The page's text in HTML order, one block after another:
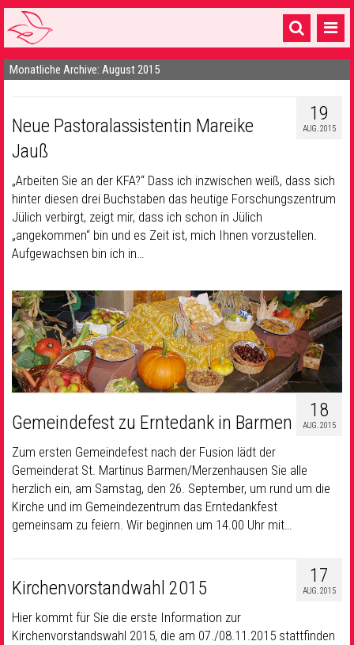
Startseite
16 Gemeinden & mehr
Sakramente & Feste
Gemeinschaft & Soziales
Musik
Seelsorge & Kontakt
Monatliche Archive: August 2015
19
AUG. 2015
Neue Pastoralassistentin Mareike
Jauß
„Arbeiten Sie an der KFA?“ Dass ich inzwischen weiß, dass sich
hinter diesen drei Buchstaben das heutige Forschungszentrum
Jülich verbirgt, zeigt mir, dass ich schon in Jülich
„angekommen“ bin und es Zeit ist, mich Ihnen vorzustellen.
Aufgewachsen bin ich in…
18
AUG. 2015
Gemeindefest zu Erntedank in Barmen
Zum ersten Gemeindefest nach der Fusion lädt der
Gemeinderat St. Martinus Barmen/Merzenhausen Sie alle
herzlich ein, am Samstag, den 26. September, um rund um die
Kirche und im Gemeindezentrum das Erntedankfest
gemeinsam zu feiern. Wir beginnen um 14.00 Uhr mit…
17
AUG. 2015
Kirchenvorstandwahl 2015
Hier kommt für Sie die erste Information zur
Kirchenvorstandswahl 2015, die am 07./08.11.2015 stattfinden